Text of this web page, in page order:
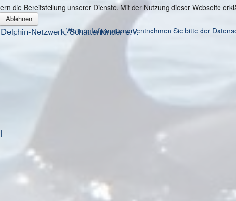
Netzwerk, Schattenkinder e.V.
die Bereitstellung unserer Dienste. Mit der Nutzung dieser Webseite
Ablehnen
Weitere Informationen entnehmen Sie bitte der